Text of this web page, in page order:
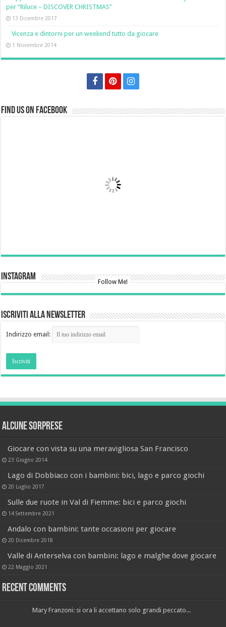
per “Riluce – DISCOVER CHRISTMAS”
13 Dicembre 2017
Vicenza e dintorni per un weekend tutto da giocare
1 Novembre 2014
Find us on Facebook
Instagram Follow Me!
Iscriviti alla newsletter
Indirizzo email:
Alcune sorprese
Giocare con vista su una meravigliosa San Francisco
23 Giugno 2014
Lago di Dobbiaco con i bambini: bici, lago e parco giochi
20 Luglio 2017
Sulle due ruote in Val di Fiemme: bici e parco giochi
14 Settembre 2021
Andalo con bambini: tante occasioni per giocare
20 Dicembre 2018
Valle di Anterselva con bambini: lago e malghe dove giocare
22 Maggio 2021
Recent Comments
Mary Franzoni: si ora li accettano solo grandi peccato...